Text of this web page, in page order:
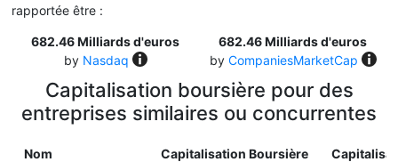
rapportée être :
682.46 Milliards d'euros
by Nasdaq
682.46 Milliards d'euros
by CompaniesMarketCap
Capitalisation boursière pour des
entreprises similaires ou concurrentes
Nom Capitalisation Boursière